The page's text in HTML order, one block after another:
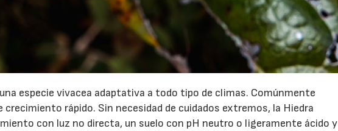
especie vivacea adaptativa a todo tipo de climas. Comúnmente
rápido. Sin necesidad de cuidados extremos, la Hiedra
con luz no directa, un suelo con pH neutro o ligeramente ácido y